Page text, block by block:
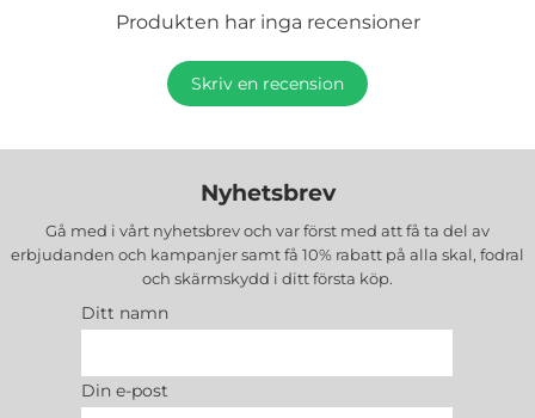
Produkten har inga recensioner
Skriv en recension
Nyhetsbrev
Gå med i vårt nyhetsbrev och var först med att få ta del av
erbjudanden och kampanjer samt få 10% rabatt på alla skal, fodral
och skärmskydd i ditt första köp.
Ditt namn
Din e-post